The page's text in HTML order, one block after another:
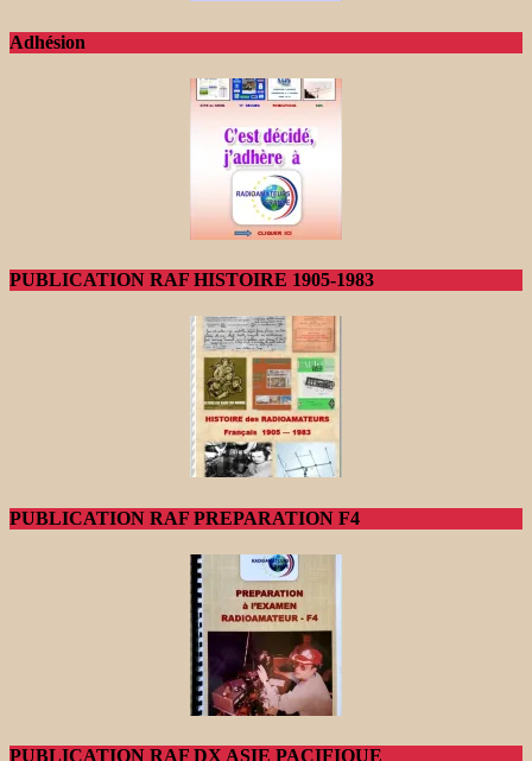
Adhésion
PUBLICATION RAF HISTOIRE 1905-1983
PUBLICATION RAF PREPARATION F4
PUBLICATION RAF DX ASIE PACIFIQUE